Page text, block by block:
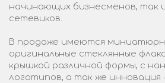
начинающих бизнесменов, так
сетевиков.
В продаже имеются
оригинальные стеклянные
крышкой различной формы, с
логотипов, а так же инновация